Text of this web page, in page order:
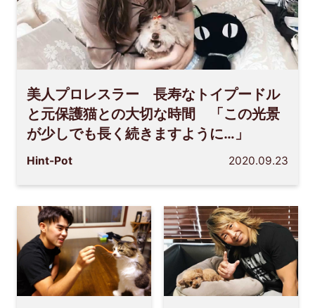
美人プロレスラー 長寿なトイプードル
と元保護猫との大切な時間 「この光景
が少しでも長く続きますように…」
Hint-Pot 2020.09.23